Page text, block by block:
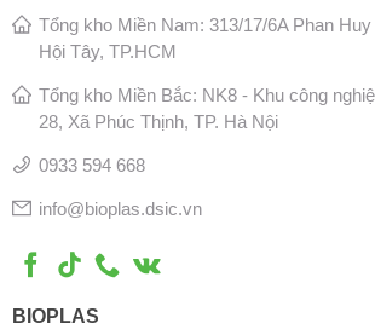
Tổng kho Miền Nam: 313/17/6A Phan
Hội Tây, TP.HCM
Tổng kho Miền Bắc: NK8 - Khu công
28, Xã Phúc Thịnh, TP. Hà Nội
0933 594 668
info@bioplas.dsic.vn
BIOPLAS